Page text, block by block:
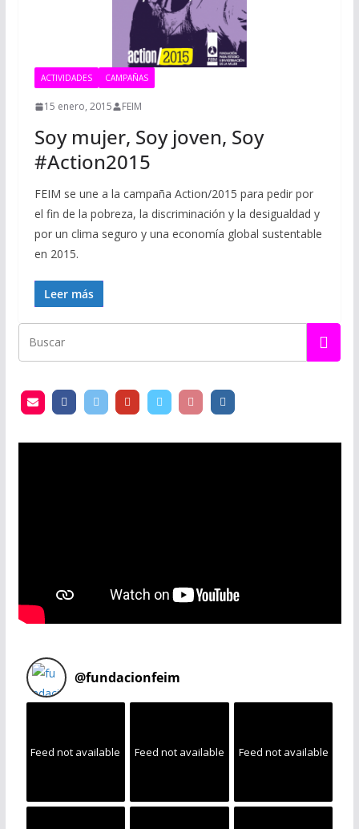
ACTIVIDADES CAMPAÑAS
15 enero, 2015 FEIM
Soy mujer, Soy joven, Soy
#Action2015
FEIM se une a la campaña Action/2015 para pedir por
el fin de la pobreza, la discriminación y la desigualdad y
por un clima seguro y una economía global sustentable
en 2015.
Leer más
@fundacionfeim
Feed not available Feed not available Feed not available